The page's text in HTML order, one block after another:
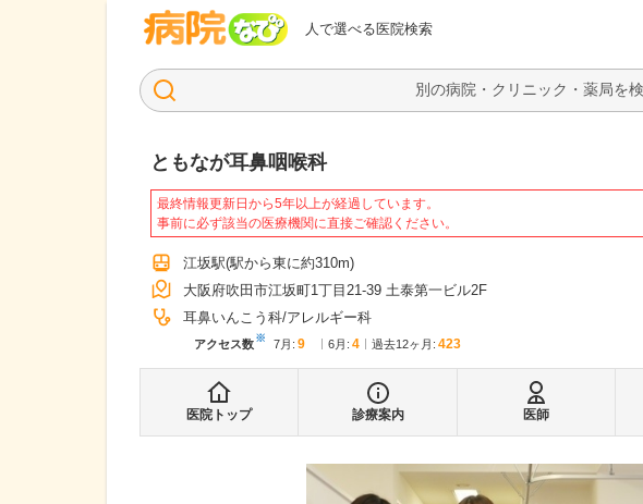
人で選べる医院検索
病院なび
ともなが耳鼻咽喉科
最終情報更新日から5年以上が経過しています。
事前に必ず該当の医療機関に直接ご確認ください。
江坂駅(駅から東に約310m)
大阪府吹田市江坂町1丁目21-39 土泰第一ビル2F
耳鼻いんこう科 アレルギー科
アクセス数※ 7月 : 9 6月 : 4 過去12ヶ月: 423
医院トップ 診療案内 医師